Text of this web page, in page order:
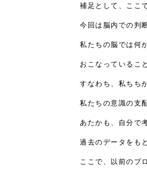
補足として、ここ
今回は脳内での判
私たちの脳では何
おこなっているこ
すなわち、私ちち
私たちの意識の支
あたかも、自分で
過去のデータをも
ここで、以前のブ